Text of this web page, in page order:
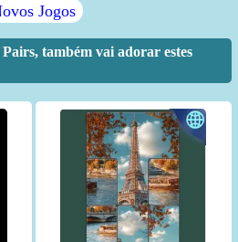
Jogos
também vai adorar estes